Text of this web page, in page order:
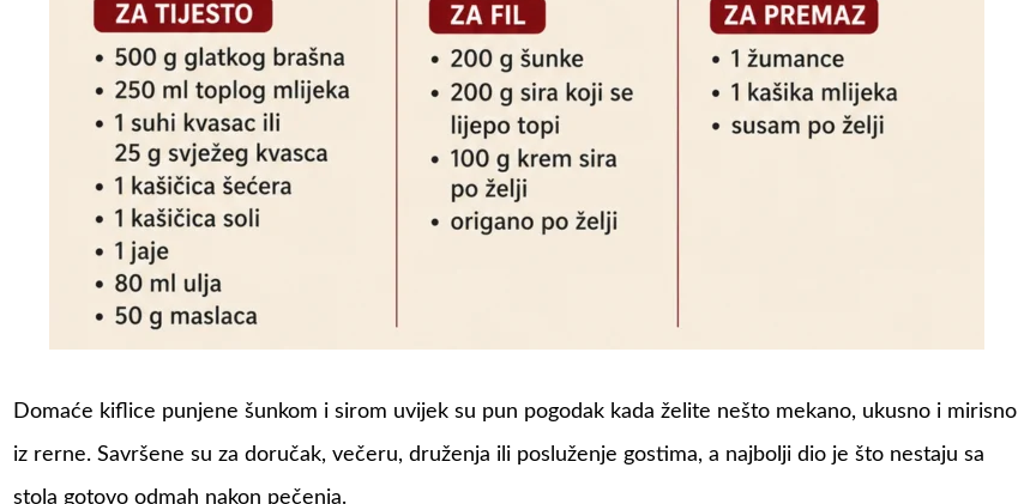
Domaće kiflice punjene šunkom i sirom uvijek su pun pogodak kada želite nešto mekano, ukusno i mirisno
iz rerne. Savršene su za doručak, večeru, druženja ili posluženje gostima, a najbolji dio je što nestaju sa
stola gotovo odmah nakon pečenja.